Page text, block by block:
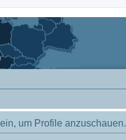
um Profile anzuschauen.